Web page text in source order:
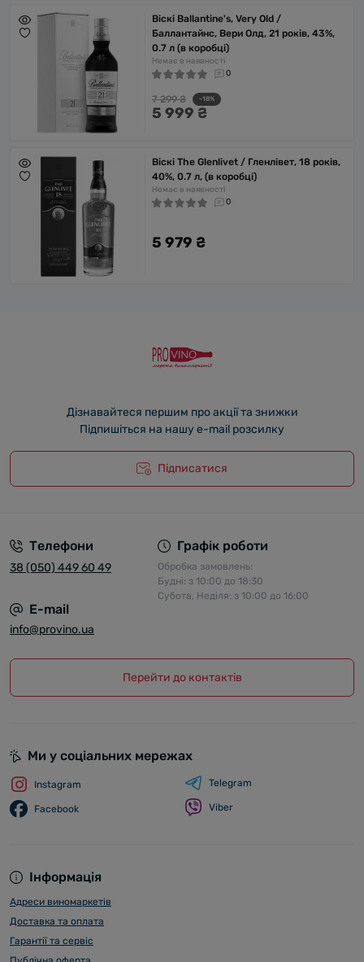
Віскі Ballantine's, Very Old /
Баллантайнс, Вери Олд, 21 років, 43%,
0.7 л (в коробці)
Немає в наявності
0
7 299 ₴ -18%
5 999 ₴
Віскі The Glenlivet / Гленлівет, 18 років,
40%, 0.7 л, (в коробці)
Немає в наявності
0
5 979 ₴
Дізнавайтеся першим про акції та знижки
Підпишіться на нашу e-mail розсилку
Підписатися
Телефони
38 (050) 449 60 49
Графік роботи
Обробка замовлень:
Будні: з 10:00 до 18:30
Субота, Неділя: з 10:00 до 16:00
E-mail
info@provino.ua
Перейти до контактів
Інформація
Адреси виномаркетів
Доставка та оплата
Гарантії та сервіс
Ми у соціальних мережах
Instagram
Facebook
Telegram
Viber